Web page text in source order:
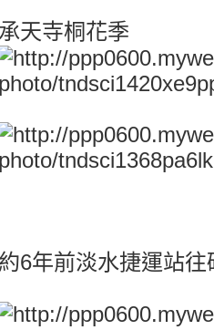
承天寺桐花季
約6年前淡水捷運站